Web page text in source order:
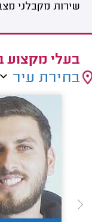
שירות מקבלני
בעלי מקצוע
בחירת עיר